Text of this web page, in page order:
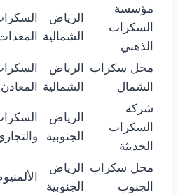
مؤسسة
السكراب
الذهبي
الرياض
الشمالية
محل سكراب
الشمال
الرياض
الشمالية المعادن
شركة
السكراب
الحديثة
الرياض
الجنوبية
محل سكراب
الجنوب
الرياض
الجنوبية